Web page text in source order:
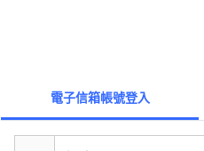
電子信箱帳號登入